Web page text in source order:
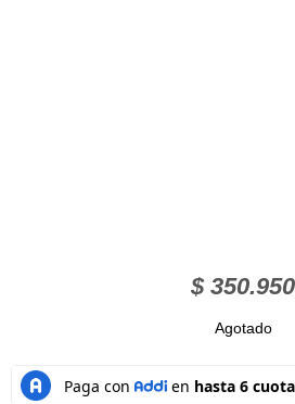
$350.950
Agotado